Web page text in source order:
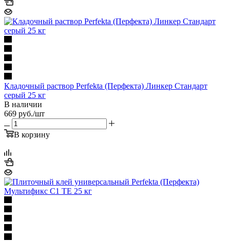
Кладочный раствор Perfekta (Перфекта) Линкер Стандарт
серый 25 кг
В наличии
669 руб./шт
В корзину